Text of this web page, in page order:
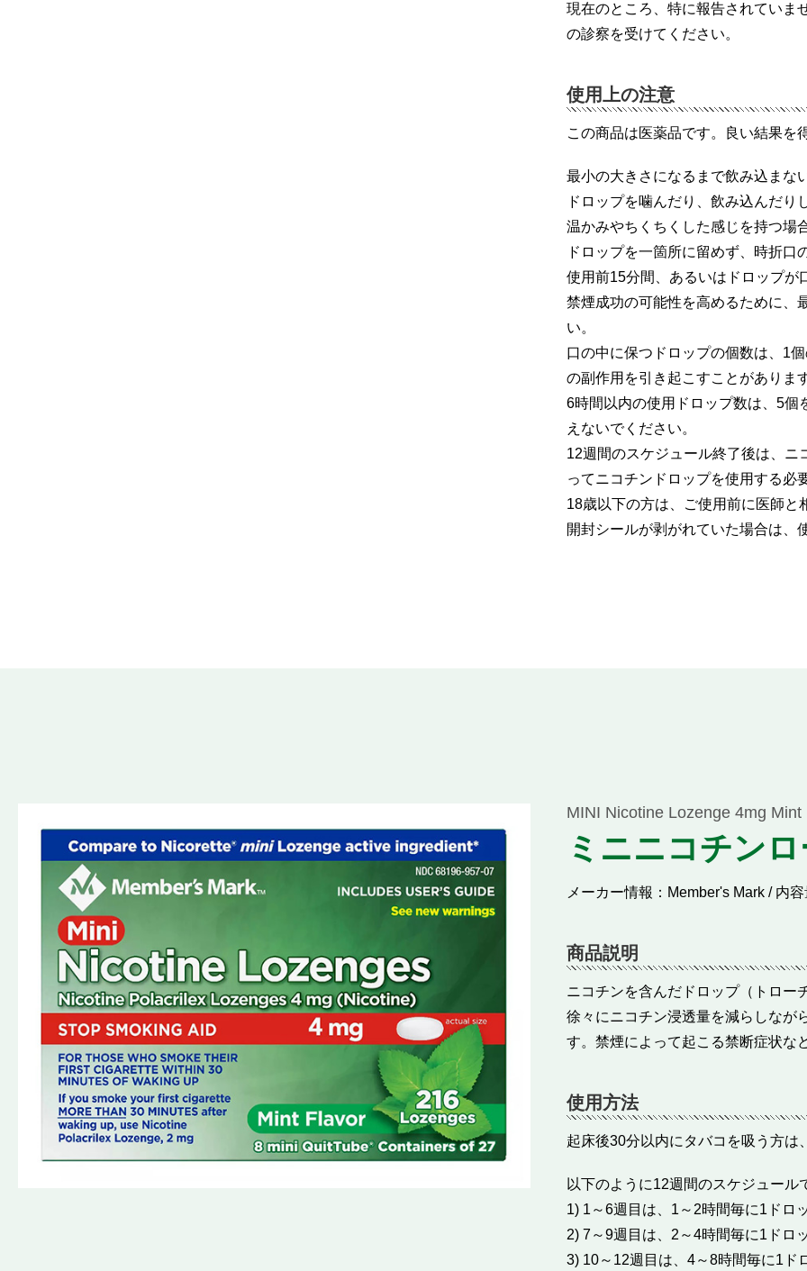
現在のところ、特に報告されていま
の診察を受けてください。
使用上の注意
この商品は医薬品です。良い結果を
最小の大きさになるまで飲み込まな
ドロップを噛んだり、飲み込んだり
温かみやちくちくした感じを持つ場
ドロップを一箇所に留めず、時折口
使用前15分間、あるいはドロップが
禁煙成功の可能性を高めるために、
い。
口の中に保つドロップの個数は、1
の副作用を引き起こすことがありま
6時間以内の使用ドロップ数は、5個
えないでください。
12週間のスケジュール終了後は、ニ
ってニコチンドロップを使用する必
18歳以下の方は、ご使用前に医師と
開封シールが剥がれていた場合は、
MINI Nicotine Lozenge 4mg Mint
ミニニコチン
メーカー情報：Member's Mark / 内
商品説明
ニコチンを含んだドロップ（トロー
徐々にニコチン浸透量を減らしなが
す。禁煙によって起こる禁断症状な
使用方法
起床後30分以内にタバコを吸う方は
以下のように12週間のスケジュール
1) 1～6週目は、1～2時間毎に1ドロ
2) 7～9週目は、2～4時間毎に1ドロ
3) 10～12週目は、4～8時間毎に1ド